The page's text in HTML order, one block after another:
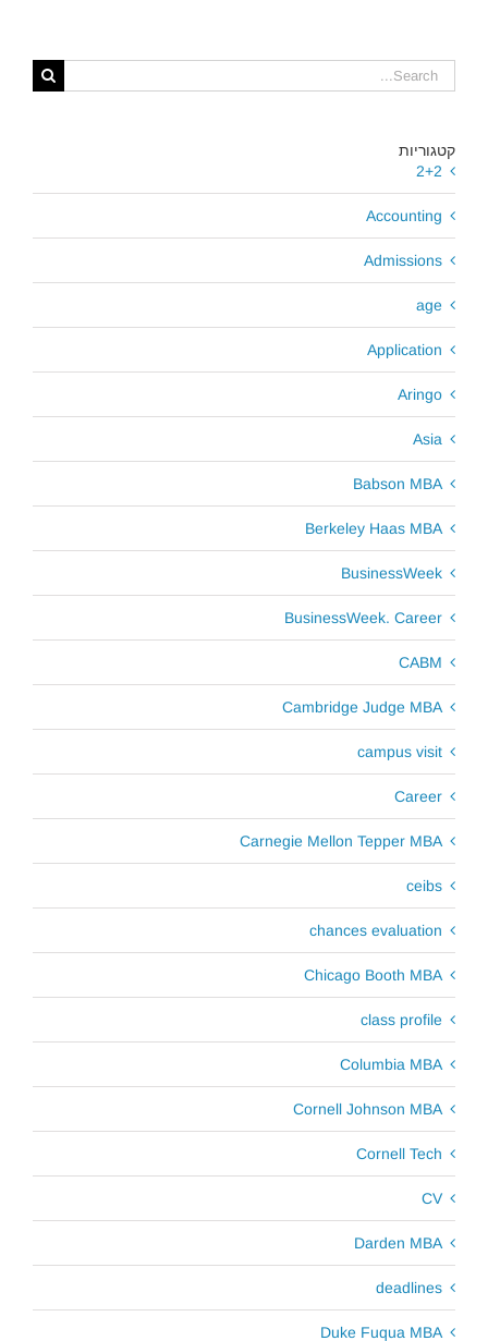
קטגוריות
2+2
Accounting
Admissions
age
Application
Aringo
Asia
Babson MBA
Berkeley Haas MBA
BusinessWeek
BusinessWeek. Career
CABM
Cambridge Judge MBA
campus visit
Career
Carnegie Mellon Tepper MBA
ceibs
chances evaluation
Chicago Booth MBA
class profile
Columbia MBA
Cornell Johnson MBA
Cornell Tech
CV
Darden MBA
deadlines
Duke Fuqua MBA